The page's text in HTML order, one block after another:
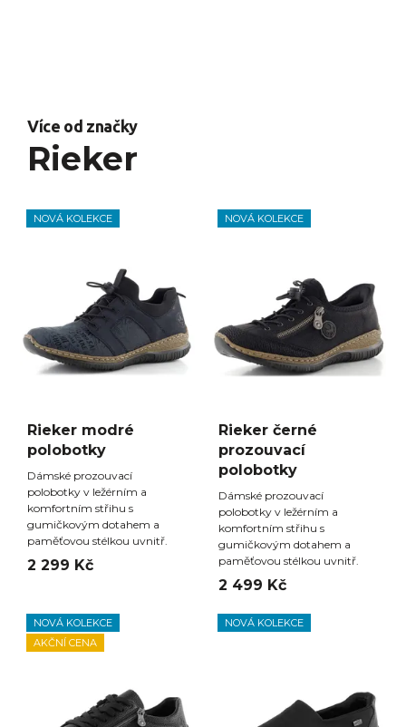
Více od značky
Rieker
NOVÁ KOLEKCE
Rieker modré
polobotky
Dámské prozouvací
polobotky v ležérním a
komfortním střihu s
gumičkovým dotahem a
paměťovou stélkou uvnitř.
2 299 Kč
NOVÁ KOLEKCE
Rieker černé
prozouvací
polobotky
Dámské prozouvací
polobotky v ležérním a
komfortním střihu s
gumičkovým dotahem a
paměťovou stélkou uvnitř.
2 499 Kč
NOVÁ KOLEKCE
AKČNÍ CENA
NOVÁ KOLEKCE